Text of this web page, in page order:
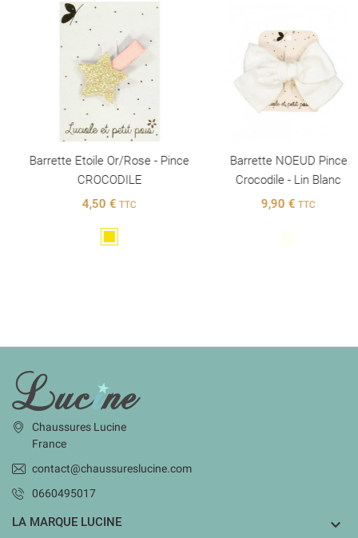
Barrette Etoile Or/rose - Pince
CROCODILE
4,50 €TTC
Barrette NOEUD Pince
Crocodile - Lin Blanc
9,90 €TTC
INFORMATIONS
Chaussures Lucine
France
contact@chaussureslucine.com
0660495017
LA MARQUE LUCINE 